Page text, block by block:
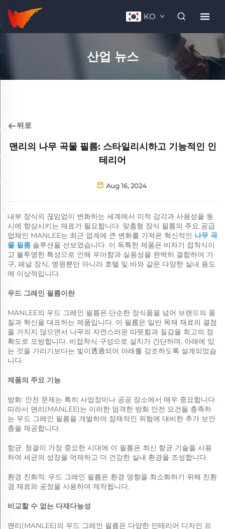
KO
산업 뉴스
뒤로
맨리의 나무 곡물 필름: 스타일리시하고 기능적인 인
테리어
Aug 16, 2024
내부 장식의 끊임없이 변화하는 세계에서 미적 감각과 사용성을 동
시에 향상시키는 재료가 필요합니다. 맞춤형 장식 필름의 주요 공급
업체인 MANLEE는 최근 업계에 큰 변화를 가져온 혁신적인 나무 곡
물 필름 솔루션을 선보였습니다. 이 독특한 제품은 비자기 접착식이
고 불투명한 특성으로 인해 우아함과 실용성을 완벽히 결합하여 가
구, 패널 장식, 병원뿐만 아니라 호텔 및 바와 같은 다양한 실내 용도
에 이상적입니다.
우드 그레인 필름이란
MANLEE의 우드 그레인 필름은 단순한 장식품을 넘어 브랜드의 품
질과 혁신을 대표하는 제품입니다. 이 필름은 일반 목재 재료의 결점
을 가지지 않으면서 나무의 자연스러운 따뜻함과 질감을 최고의 정
확도로 모방합니다. 비접착식 구성으로 설치가 간단하며, 아래에 있
는 것을 가리기보다는 빛이透過되어 아래를 강조하도록 설계되었습
니다.
제품의 주요 기능
방화: 안전 문제는 특히 사업장이나 공공 장소에서 매우 중요합니다.
따라서 맨리(MANLEE)는 이러한 엄격한 방화 안전 요건을 충족하
는 우드 그레인 필름을 개발하여 잠재적인 위험에 대비한 추가 보안
층을 제공합니다.
항균: 청결이 가장 중요한 시대에 이 필름은 최신 항균 기술을 사용
하여 세균의 성장을 억제하고 더 건강한 실내 환경을 조성합니다.
환경 친화적: 우드 그레인 필름은 환경 영향을 최소화하기 위해 친환
경 재료와 공정을 사용하여 제작됩니다.
비교할 수 없는 다재다능성
맨리(MANLEE)의 우드 그레인 필름은 다양한 인테리어 디자인 프